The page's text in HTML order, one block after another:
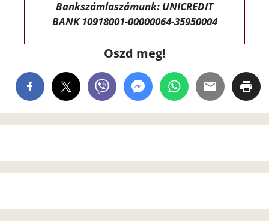
Bankszámlaszámunk: UNICREDIT
BANK 10918001-00000064-35950004
Oszd meg!